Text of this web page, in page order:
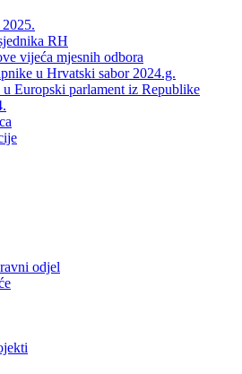
RH
vijeća mjesnih odbora
u Hrvatski sabor 2024.g.
Europski parlament iz Republike
odjel